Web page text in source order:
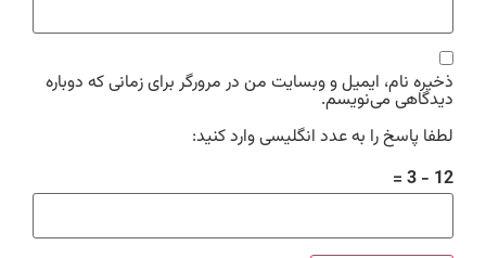
ذخیره نام، ایمیل و وبسایت من در مرورگر برای زمانی که دوباره
دیدگاهی می‌نویسم.
لطفا پاسخ را به عدد انگلیسی وارد کنید:
12 − 3 =